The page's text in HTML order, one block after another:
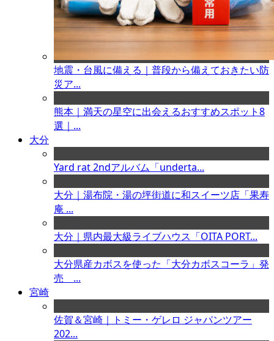
地震・台風に備える｜普段から備えておきたい防
災ア...
熊本｜満天の星空に出会えるおすすめスポット8
選｜...
大分
Yard rat 2ndアルバム「underta...
大分｜湯布院・湯の坪街道に和スイーツ店「果寿
庵 ...
大分｜県内最大級ライブハウス「OITA PORT...
大分県産カボスを使った「大分カボスコーラ」発
売 ...
宮崎
佐賀＆宮崎｜トミー・ゲレロ ジャパンツアー
202...